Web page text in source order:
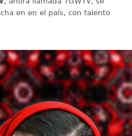
en en el país, con talento